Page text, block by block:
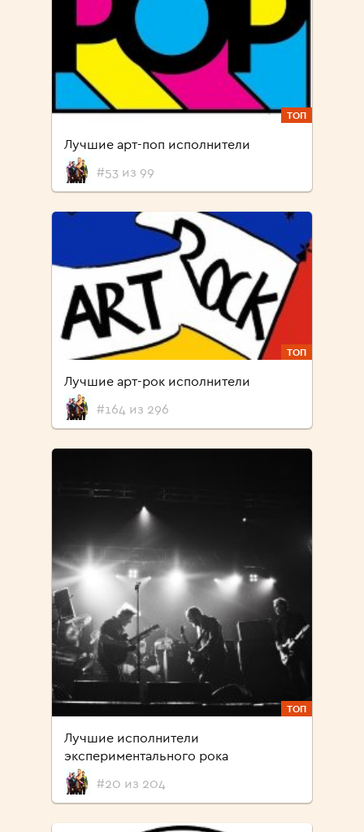
ТОП
Лучшие арт-поп исполнители
#53 из 99
ТОП
Лучшие арт-рок исполнители
#164 из 296
ТОП
Лучшие исполнители
экспериментального рока
#20 из 204